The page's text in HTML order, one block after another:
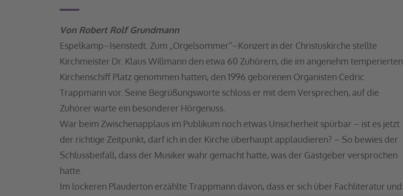
Von Robert Rolf Grundmann
Espelkamp–Isenstedt. Zum „Orgelsommer“–Konzert in der Christuskirche stellte
Kirchmeister Dr. Klaus Willmann den etwa 60 Zuhörern, die im angenehm temperierten
Kirchenschiff Platz genommen hatten, den 1996 geborenen Organisten Cedric
Trappmann vor. Seine Begrüßungsworte schloss er mit dem Versprechen, auf die
Zuhörer warte ein besonderer Hörgenuss.
War beim Zwischenapplaus im Publikum noch etwas Unsicherheit spürbar – ist es jetzt
der richtige Zeitpunkt, darf ich in der Kirche überhaupt applaudieren? – So bewies der
Schlussbeifall, dass der Musiker wahr gemacht hatte, was der Gastgeber versprochen
hatte.
Im lockeren Plauderton erzählte Trappmann davon, dass er sich über Fachliteratur und